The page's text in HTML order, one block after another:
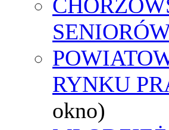
RYNKU
okno)